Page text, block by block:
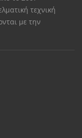
τεχνική
με την